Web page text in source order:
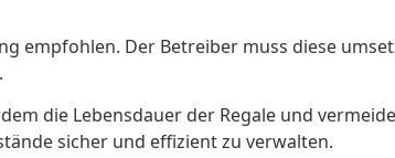
empfohlen. Der Betreiber muss diese
die Lebensdauer der Regale und
sicher und effizient zu verwalten.